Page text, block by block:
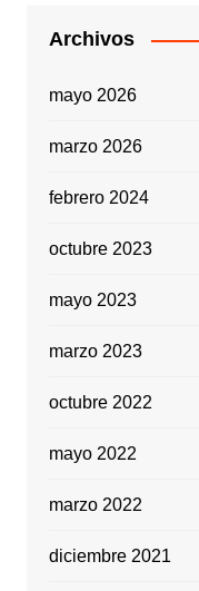
Archivos
mayo 2026
marzo 2026
febrero 2024
octubre 2023
mayo 2023
marzo 2023
octubre 2022
mayo 2022
marzo 2022
diciembre 2021